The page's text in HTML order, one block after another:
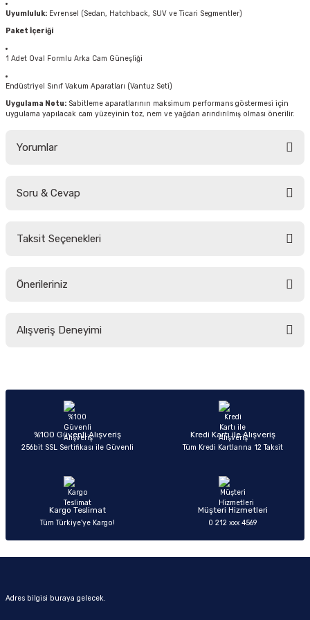
Uyumluluk: Evrensel (Sedan, Hatchback, SUV ve Ticari Segmentler)
Paket İçeriği
1 Adet Oval Formlu Arka Cam Güneşliği
Endüstriyel Sınıf Vakum Aparatları (Vantuz Seti)
Uygulama Notu: Sabitleme aparatlarının maksimum performans göstermesi için
uygulama yapılacak cam yüzeyinin toz, nem ve yağdan arındırılmış olması önerilir.
Yorumlar
Soru & Cevap
Taksit Seçenekleri
Önerileriniz
yetersiz gördüğünüz noktaları öneri formunu kullanarak tarafımıza
Ürün açıklamasında eksik bilgiler bulunuyor.
Ürün bilgilerinde hatalar bulunuyor.
Ürün fiyatı diğer sitelerden daha pahalı.
Alışveriş Deneyimi
Sitemize ilk yorumu siz yapın!
%100 Güvenli Alışveriş
256bit SSL Sertifikası ile Güvenli
Kredi Kartı ile Alışveriş
Tüm Kredi Kartlarına 12 Taksit
Kargo Teslimat
Tüm Türkiye’ye Kargo!
Müşteri Hizmetleri
0 212 xxx 4569
Adres bilgisi buraya gelecek.